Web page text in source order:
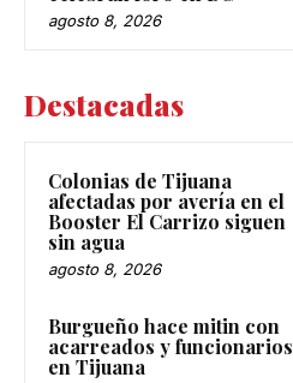
agosto 8, 2026
Destacadas
Colonias de Tijuana
afectadas por avería en el
Booster El Carrizo siguen
sin agua
agosto 8, 2026
Burgueño hace mitin con
acarreados y funcionarios
en Tijuana